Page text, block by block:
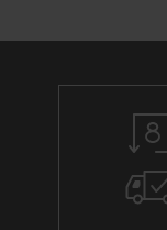
i
e
a
h
m
n